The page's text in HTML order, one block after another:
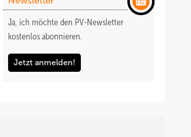
Ja, ich möchte den PV-Newsletter
kostenlos abonnieren.
Jetzt anmelden!